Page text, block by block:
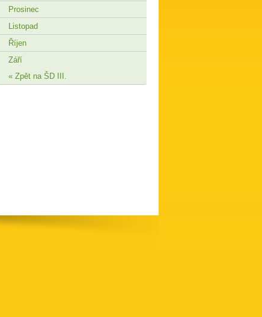
Prosinec
Listopad
Říjen
Září
Zpět na ŠD III.